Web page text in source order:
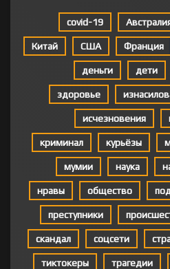
covid-19
Китай США Франция
деньги дети
здоровье
исчезновения
криминал курьёзы
мумии наука
нравы общество
преступники
скандал соцсети
тиктокеры трагедии